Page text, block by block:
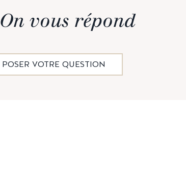
On vous répond
POSER VOTRE QUESTION